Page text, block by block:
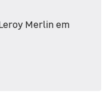
Merlin em